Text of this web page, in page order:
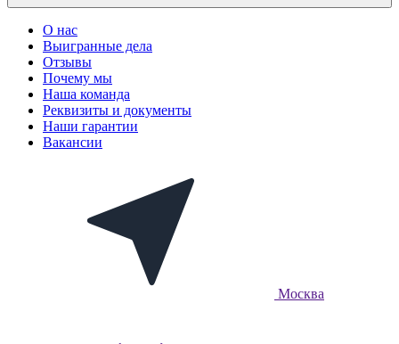
О нас
Выигранные дела
Отзывы
Почему мы
Наша команда
Реквизиты и документы
Наши гарантии
Вакансии
Москва